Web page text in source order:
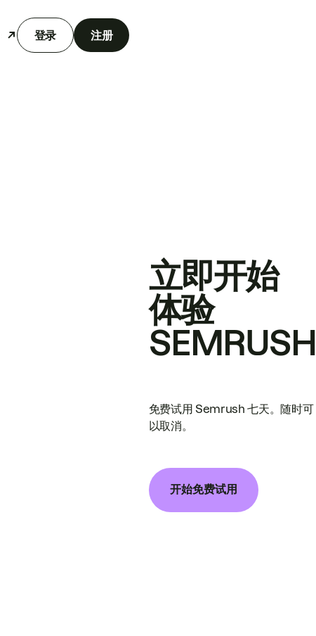
登录 注册
立即开始
体验
SEMRUSH
免费试用 Semrush 七天。随时可
以取消。
开始免费试用